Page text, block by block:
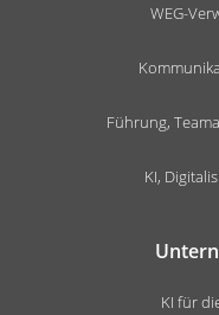
WEG-
Führung,
KI,
KI für